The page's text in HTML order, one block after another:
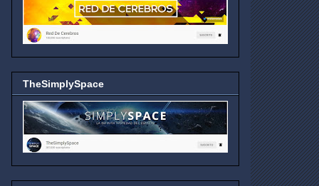
TheSimplySpace